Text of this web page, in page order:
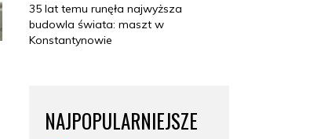
35 lat temu runęła najwyższa
budowla świata: maszt w
Konstantynowie
NAJPOPULARNIEJSZE